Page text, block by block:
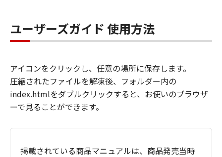
ユーザーズガイド 使用方法
アイコンをクリックし、任意の場所に保存します。
圧縮されたファイルを解凍後、フォルダー内の
index.htmlをダブルクリックすると、お使いのブラウザ
ーで見ることができます。
掲載されている商品マニュアルは、商品発売当時